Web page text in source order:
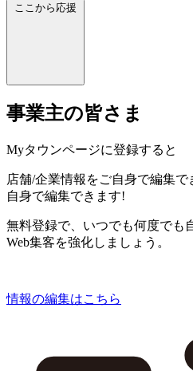
ここから応援
事業主の皆さま
Myタウンページに登録すると
店舗/企業情報をご自身で編集で
自身で編集できます!
無料登録で、いつでも何度でも
Web集客を強化しましょう。
情報の編集はこちら